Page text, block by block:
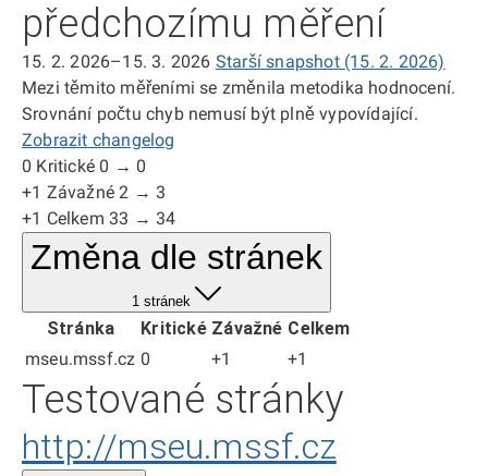
předchozímu měření
15. 2. 2026–15. 3. 2026 Starší snapshot (15. 2. 2026)
Mezi těmito měřeními se změnila metodika hodnocení.
Srovnání počtu chyb nemusí být plně vypovídající.
Zobrazit changelog
0 Kritické 0 → 0
+1 Závažné 2 → 3
+1 Celkem 33 → 34
Změna dle stránek
1 stránek
Stránka Kritické Závažné Celkem
mseu.mssf.cz 0 +1 +1
Testované stránky
http://mseu.mssf.cz